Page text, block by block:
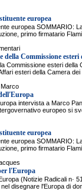
europea
europea SOMMARIO:
primo firmatario
della Commissione esteri
Commissione esteri
esteri della Camera
intervista a Marco
europeo si
europea
europea SOMMARIO:
primo firmatario
l'Europa
(Notizie Radicali n·
disegnare l'Europa di